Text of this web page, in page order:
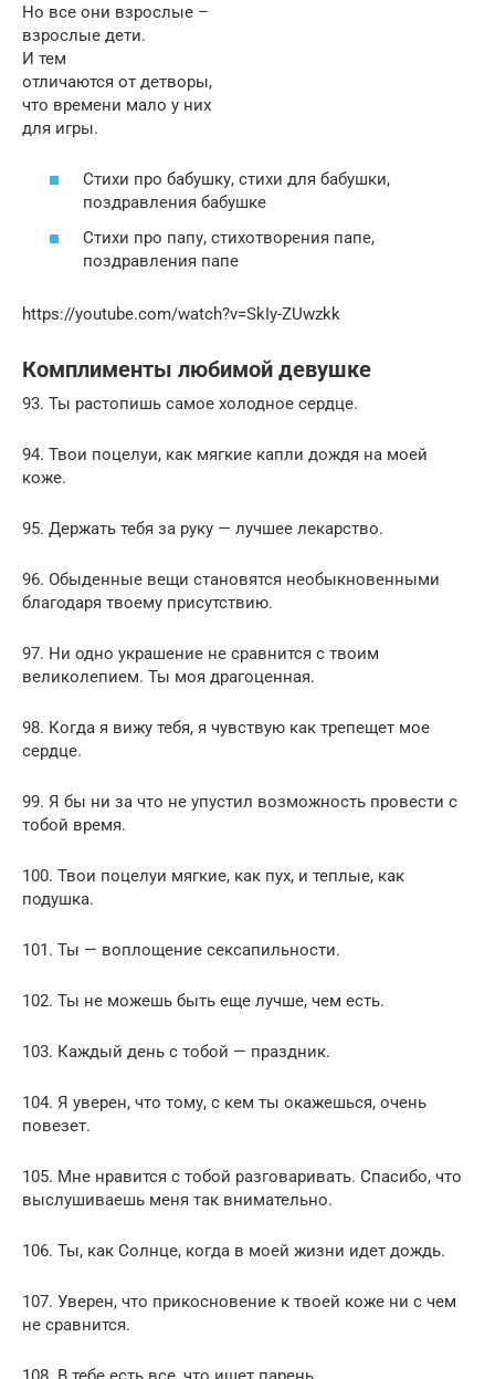
Но все они взрослые –
взрослые дети.
И тем
отличаются от детворы,
что времени мало у них
для игры.
Стихи про бабушку, стихи для бабушки,
поздравления бабушке
Стихи про папу, стихотворения папе,
поздравления папе
https://youtube.com/watch?v=SkIy-ZUwzkk
Комплименты любимой девушке
93. Ты растопишь самое холодное сердце.
94. Твои поцелуи, как мягкие капли дождя на моей
коже.
95. Держать тебя за руку — лучшее лекарство.
96. Обыденные вещи становятся необыкновенными
благодаря твоему присутствию.
97. Ни одно украшение не сравнится с твоим
великолепием. Ты моя драгоценная.
98. Когда я вижу тебя, я чувствую как трепещет мое
сердце.
99. Я бы ни за что не упустил возможность провести с
тобой время.
100. Твои поцелуи мягкие, как пух, и теплые, как
подушка.
101. Ты — воплощение сексапильности.
102. Ты не можешь быть еще лучше, чем есть.
103. Каждый день с тобой — праздник.
104. Я уверен, что тому, с кем ты окажешься, очень
повезет.
105. Мне нравится с тобой разговаривать. Спасибо, что
выслушиваешь меня так внимательно.
106. Ты, как Солнце, когда в моей жизни идет дождь.
107. Уверен, что прикосновение к твоей коже ни с чем
не сравнится.